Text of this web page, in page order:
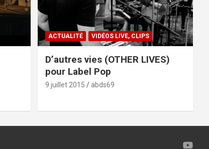
ACTUALITÉ VIDÉOS LIVE, CLIPS
D’autres vies (OTHER LIVES)
pour Label Pop
9 juillet 2015 abds69